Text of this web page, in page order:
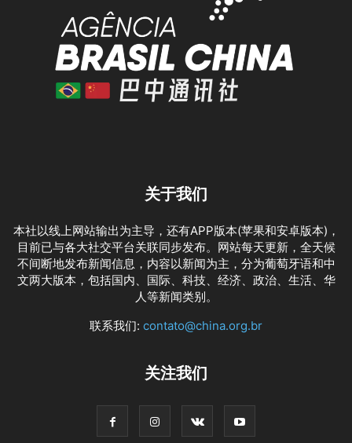
关于我们
本社以线上网站输出为主导，还有APP版本(苹果和安卓版本)，
目前已与各大社交平台关联同步发布。网站每天更新，全天候
不间断地发布新闻信息，内容以新闻为主，分为葡萄牙语和中
文两大版本，包括国内、国际、科技、经济、政治、生活、华
人等新闻类别。
联系我们: contato@china.org.br
关注我们